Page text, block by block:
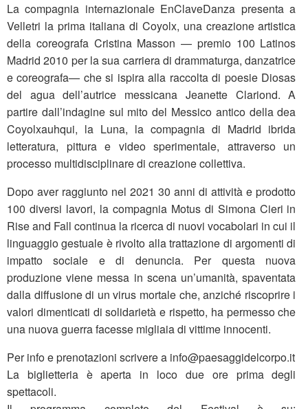
La compagnia internazionale EnClaveDanza presenta a
Velletri la prima italiana di Coyolx, una creazione artistica
della coreografa Cristina Masson — premio 100 Latinos
Madrid 2010 per la sua carriera di drammaturga, danzatrice
e coreografa— che si ispira alla raccolta di poesie Diosas
del agua dell’autrice messicana Jeanette Clariond. A
partire dall’indagine sul mito del Messico antico della dea
Coyolxauhqui, la Luna, la compagnia di Madrid ibrida
letteratura, pittura e video sperimentale, attraverso un
processo multidisciplinare di creazione collettiva.
Dopo aver raggiunto nel 2021 30 anni di attività e prodotto
100 diversi lavori, la compagnia Motus di Simona Cieri in
Rise and Fall continua la ricerca di nuovi vocabolari in cui il
linguaggio gestuale è rivolto alla trattazione di argomenti di
impatto sociale e di denuncia. Per questa nuova
produzione viene messa in scena un’umanità, spaventata
dalla diffusione di un virus mortale che, anziché riscoprire i
valori dimenticati di solidarietà e rispetto, ha permesso che
una nuova guerra facesse migliaia di vittime innocenti.
Per info e prenotazioni scrivere a info@paesaggidelcorpo.it
La biglietteria è aperta in loco due ore prima degli
spettacoli.